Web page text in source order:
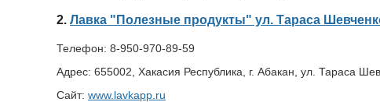
2. Лавка "Полезные продукты" ул. Тараса
Телефон: 8-950-970-89-59
Адрес: 655002, Хакасия Республика, г. Абакан, ул. Тараса
Сайт: www.lavkapp.ru